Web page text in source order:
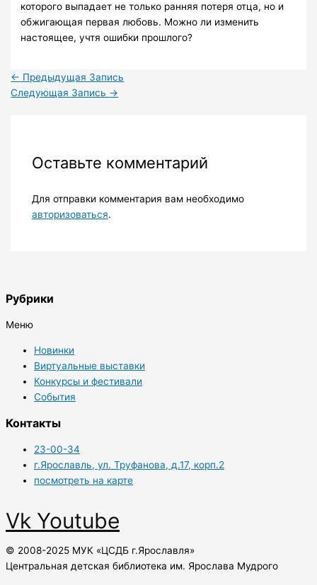
которого выпадает не только ранняя потеря отца, но и
обжигающая первая любовь. Можно ли изменить
настоящее, учтя ошибки прошлого?
← Предыдущая Запись
Следующая Запись →
Оставьте комментарий
Для отправки комментария вам необходимо
авторизоваться.
Рубрики
Меню
Новинки
Виртуальные выставки
Конкурсы и фестивали
События
Контакты
23-00-34
г.Ярославль, ул. Труфанова, д.17, корп.2
посмотреть на карте
Vk Youtube
© 2008-2025 МУК «ЦСДБ г.Ярославля»
Центральная детская библиотека им. Ярослава Мудрого